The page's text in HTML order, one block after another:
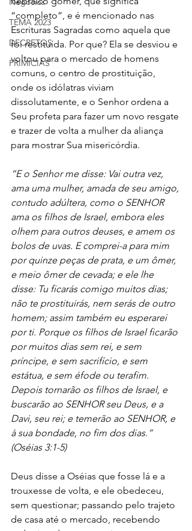
TEMA 2023
DECRETOS
PRIMÍCIAS
“completo”, e é mencionado nas
Escrituras Sagradas como aquela que
foi restituída. Por que? Ela se desviou e
voltou para o mercado de homens
comuns, o centro de prostituição,
onde os idólatras viviam
dissolutamente, e o Senhor ordena a
Seu profeta para fazer um novo resgate
e trazer de volta a mulher da aliança
para mostrar Sua misericórdia.
“E o Senhor me disse: Vai outra vez,
ama uma mulher, amada de seu amigo,
contudo adúltera, como o SENHOR
ama os filhos de Israel, embora eles
olhem para outros deuses, e amem os
bolos de uvas. E comprei-a para mim
por quinze peças de prata, e um ômer,
e meio ômer de cevada; e ele lhe
disse: Tu ficarás comigo muitos dias;
não te prostituirás, nem serás de outro
homem; assim também eu esperarei
por ti. Porque os filhos de Israel ficarão
por muitos dias sem rei, e sem
príncipe, e sem sacrifício, e sem
estátua, e sem éfode ou terafim.
Depois tornarão os filhos de Israel, e
buscarão ao SENHOR seu Deus, e a
Davi, seu rei; e temerão ao SENHOR, e
à sua bondade, no fim dos dias.”
(Oséias 3:1-5)
Deus disse a Oséias que fosse lá e a
trouxesse de volta, e ele obedeceu,
sem questionar; passando pelo trajeto
de casa até o mercado, recebendo